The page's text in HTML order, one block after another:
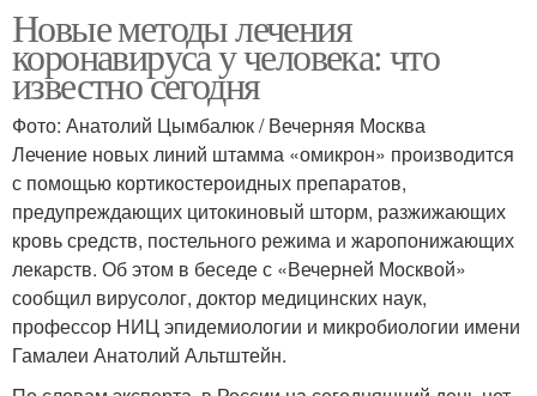
Новые методы лечения
коронавируса у человека: что
известно сегодня
Фото: Анатолий Цымбалюк / Вечерняя Москва
Лечение новых линий штамма «омикрон» производится
с помощью кортикостероидных препаратов,
предупреждающих цитокиновый шторм, разжижающих
кровь средств, постельного режима и жаропонижающих
лекарств. Об этом в беседе с «Вечерней Москвой»
сообщил вирусолог, доктор медицинских наук,
профессор НИЦ эпидемиологии и микробиологии имени
Гамалеи Анатолий Альтштейн.